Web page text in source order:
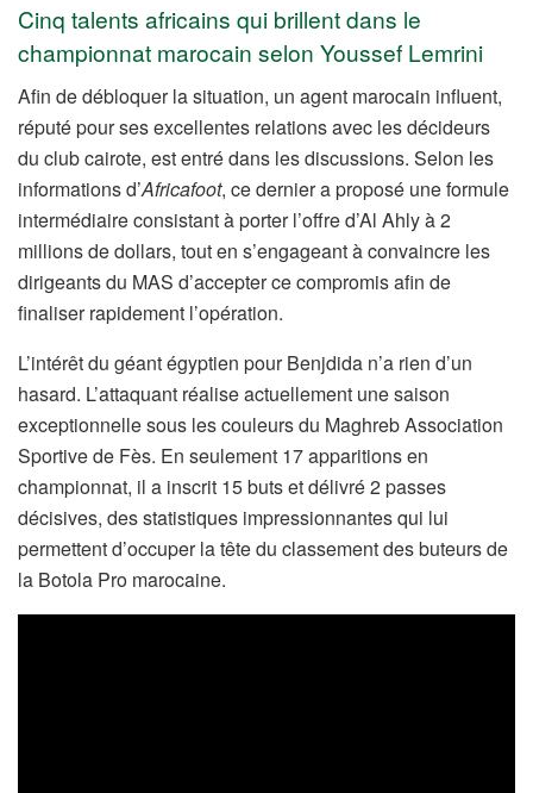
Cinq talents africains qui brillent dans le
championnat marocain selon Youssef Lemrini
Afin de débloquer la situation, un agent marocain influent,
réputé pour ses excellentes relations avec les décideurs
du club cairote, est entré dans les discussions. Selon les
informations d’Africafoot, ce dernier a proposé une formule
intermédiaire consistant à porter l’offre d’Al Ahly à 2
millions de dollars, tout en s’engageant à convaincre les
dirigeants du MAS d’accepter ce compromis afin de
finaliser rapidement l’opération.
L’intérêt du géant égyptien pour Benjdida n’a rien d’un
hasard. L’attaquant réalise actuellement une saison
exceptionnelle sous les couleurs du Maghreb Association
Sportive de Fès. En seulement 17 apparitions en
championnat, il a inscrit 15 buts et délivré 2 passes
décisives, des statistiques impressionnantes qui lui
permettent d’occuper la tête du classement des buteurs de
la Botola Pro marocaine.